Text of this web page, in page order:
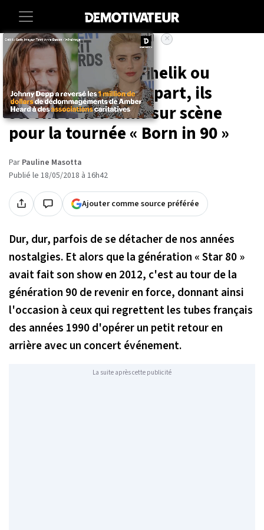
Accueil Entertainment Musique
Lââm, Larusso, Menelik ou
encore les Worlds Apart, ils
seront tous réunis sur scène
pour la tournée « Born in 90 »
Par Pauline Masotta
Publié le 18/05/2018 à 16h42
Ajouter comme source préférée
Dur, dur, parfois de se détacher de nos années
nostalgies. Et alors que la génération « Star 80 »
avait fait son show en 2012, c'est au tour de la
génération 90 de revenir en force, donnant ainsi
l'occasion à ceux qui regrettent les tubes français
des années 1990 d'opérer un petit retour en
arrière avec un concert événement.
La suite après cette publicité
×